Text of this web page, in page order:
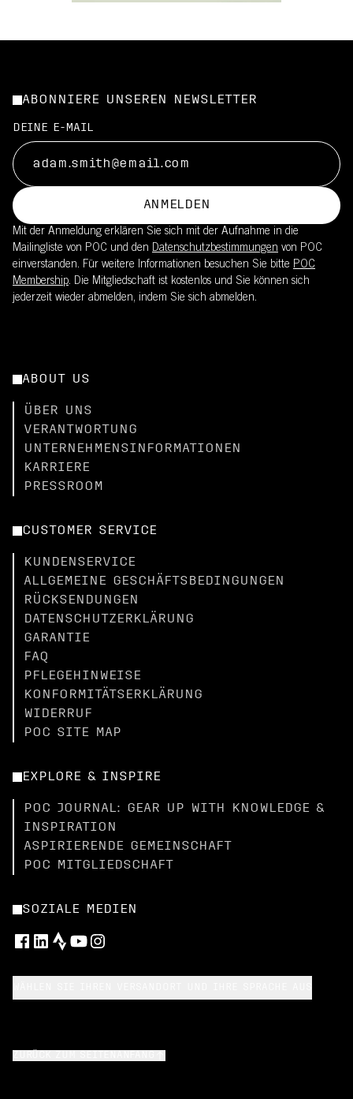
ABONNIERE UNSEREN NEWSLETTER
DEINE E-MAIL
ANMELDEN
Mit der Anmeldung erklären Sie sich mit der Aufnahme in die
Mailingliste von POC und den Datenschutzbestimmungen von POC
einverstanden. Für weitere Informationen besuchen Sie bitte POC
Membership. Die Mitgliedschaft ist kostenlos und Sie können sich
jederzeit wieder abmelden, indem Sie sich abmelden.
ABOUT US
ÜBER UNS
VERANTWORTUNG
UNTERNEHMENSINFORMATIONEN
KARRIERE
PRESSROOM
CUSTOMER SERVICE
KUNDENSERVICE
ALLGEMEINE GESCHÄFTSBEDINGUNGEN
RÜCKSENDUNGEN
DATENSCHUTZERKLÄRUNG
GARANTIE
FAQ
PFLEGEHINWEISE
KONFORMITÄTSERKLÄRUNG
WIDERRUF
POC SITE MAP
EXPLORE & INSPIRE
POC JOURNAL: GEAR UP WITH KNOWLEDGE &
INSPIRATION
ASPIRIERENDE GEMEINSCHAFT
POC MITGLIEDSCHAFT
SOZIALE MEDIEN